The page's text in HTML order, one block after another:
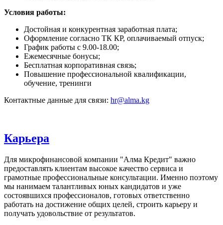
Условия работы:
Достойная и конкурентная заработная плата;
Оформление согласно ТК КР, оплачиваемый отпуск;
График работы с 9.00-18.00;
Ежемесячные бонусы;
Бесплатная корпоративная связь;
Повышение профессиональной квалификации,
обучение, тренинги
Контактные данные для связи: hr@alma.kg
Карьера
Для микрофинансовой компании "Алма Кредит" важно
предоставлять клиентам высокое качество сервиса и
грамотные профессиональные консультации. Именно поэтому
мы нанимаем талантливых юных кандидатов и уже
состоявшихся профессионалов, готовых ответственно
работать на достижение общих целей, строить карьеру и
получать удовольствие от результатов.